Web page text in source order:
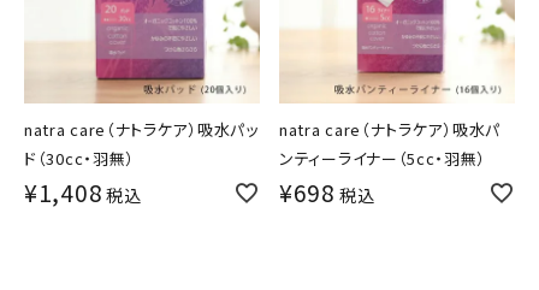
natra care（ナトラケア）吸水パッ
ド（30cc・羽無）
¥1,408 税込
natra care（ナトラケア）吸水パ
ンティーライナー（5cc・羽無）
¥698 税込